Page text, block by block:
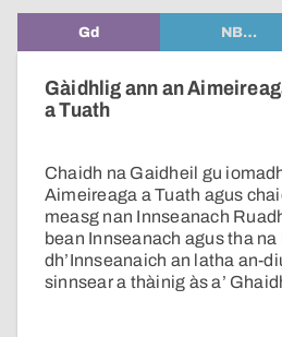
Gd NB…
Gàidhlig ann an
a Tuath
Chaidh na Gaidheil gu
Aimeireaga a Tuath agus
measg nan Innseanach
bean Innseanach agus tha na
dh’Innseanaich an latha an-
sinnsear a thàinig às a’